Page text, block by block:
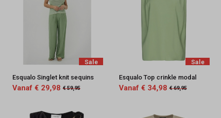
Sale
Esqualo Singlet knit sequins
Vanaf € 29,98 € 59,95
Sale
Esqualo Top crinkle modal
Vanaf € 34,98 € 69,95